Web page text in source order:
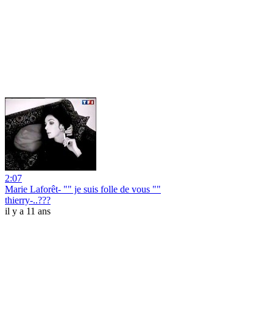
2:07
Marie Laforêt- "" je suis folle de vous ""
thierry-..???
il y a 11 ans